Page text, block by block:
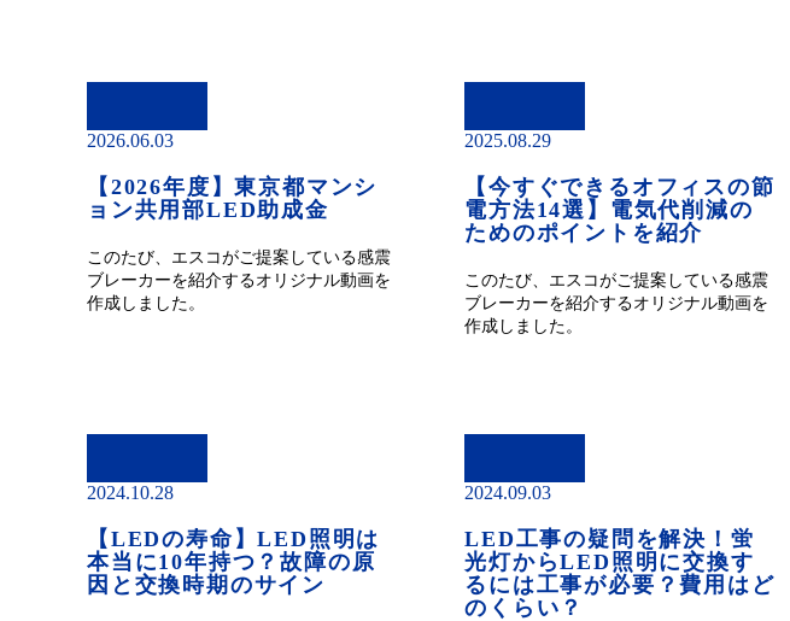
2026.06.03
【2026年度】東京都マンシ
ョン共用部LED助成金
このたび、エスコがご提案している感震
ブレーカーを紹介するオリジナル動画を
作成しました。
2025.08.29
【今すぐできるオフィスの節
電方法14選】電気代削減の
ためのポイントを紹介
このたび、エスコがご提案している感震
ブレーカーを紹介するオリジナル動画を
作成しました。
2024.10.28
【LEDの寿命】LED照明は
本当に10年持つ？故障の原
因と交換時期のサイン
2024.09.03
LED工事の疑問を解決！蛍
光灯からLED照明に交換す
るには工事が必要？費用はど
のくらい？